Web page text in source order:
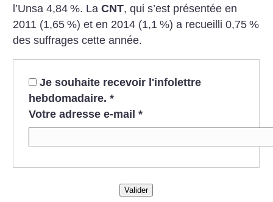
l’Unsa 4,84 %. LaCNT, qui s’est présentée en
2011 (1,65 %) et en 2014 (1,1 %) a recueilli 0,75 %
des suffrages cette année.
Je souhaite recevoir l'infolettre
hebdomadaire. *
Votre adresse e-mail *
Valider